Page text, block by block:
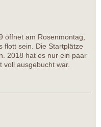
öffnet am Rosenmontag,
flott sein. Die Startplätze
2018 hat es nur ein paar
voll ausgebucht war.